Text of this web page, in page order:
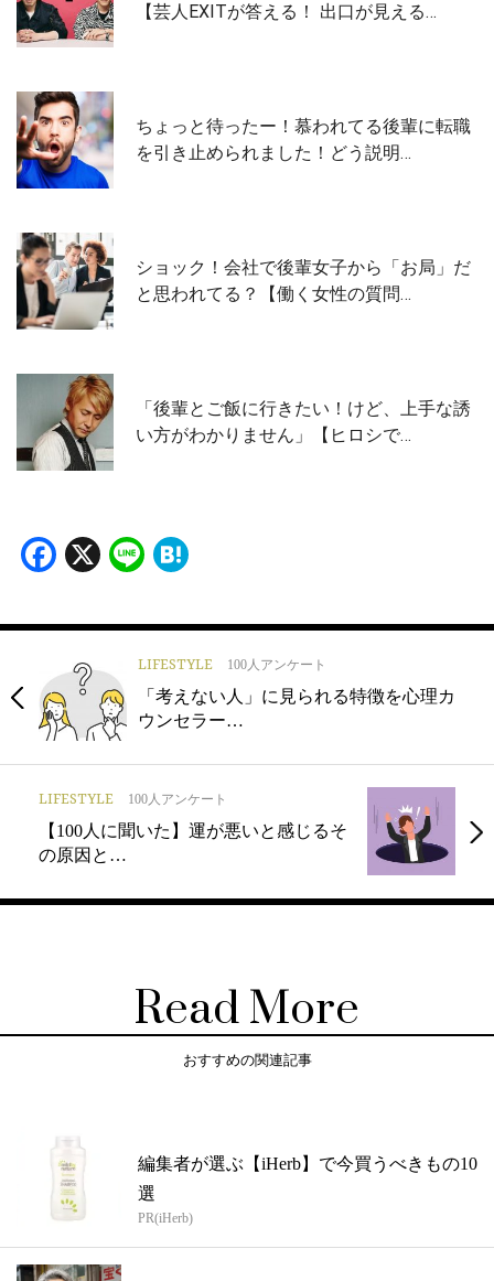
【芸人EXITが答える！ 出口が見える…
ちょっと待ったー！慕われてる後輩に転職
を引き止められました！どう説明…
ショック！会社で後輩女子から「お局」だ
と思われてる？【働く女性の質問…
「後輩とご飯に行きたい！けど、上手な誘
い方がわかりません」【ヒロシで…
Facebook
X Line
LIFESTYLE 100人アンケート
「考えない人」に見られる特徴を心理カ
ウンセラー…
LIFESTYLE 100人アンケート
【100人に聞いた】運が悪いと感じるそ
の原因と…
Read More
おすすめの関連記事
編集者が選ぶ【iHerb】で今買うべきもの10
選
PR(iHerb)